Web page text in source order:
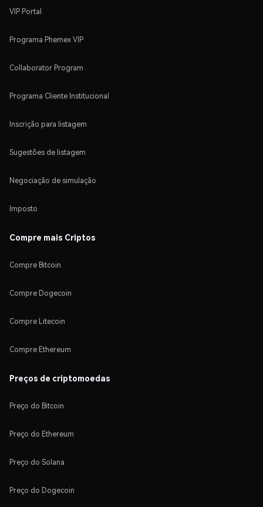
VIP Portal
Programa Phemex VIP
Collaborator Program
Programa Cliente Institucional
Inscrição para listagem
Sugestões de listagem
Negociação de simulação
Imposto
Compre mais Criptos
Compre Bitcoin
Compre Dogecoin
Compre Litecoin
Compre Ethereum
Preços de criptomoedas
Preço do Bitcoin
Preço do Ethereum
Preço do Solana
Preço do Dogecoin